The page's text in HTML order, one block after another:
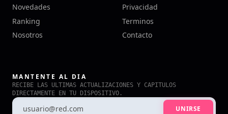
Novedades
Ranking
Nosotros
Privacidad
Terminos
Contacto
MANTENTE AL DIA
RECIBE LAS ULTIMAS ACTUALIZACIONES Y CAPITULOS
DIRECTAMENTE EN TU DISPOSITIVO.
UNIRSE